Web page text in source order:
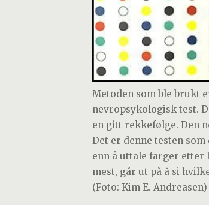
Metoden som ble brukt
nevropsykologisk test.
en gitt rekkefølge. Den
Det er denne testen
enn å uttale farger etter
mest, går ut på å si
(Foto: Kim E. Andreasen)